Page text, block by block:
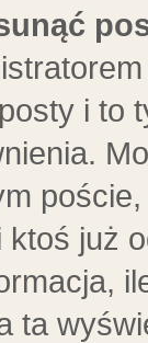
i to
już
ta